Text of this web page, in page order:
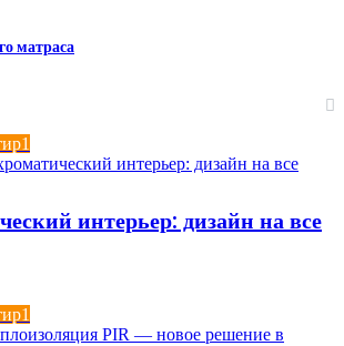
матраса
интерьер: дизайн на все